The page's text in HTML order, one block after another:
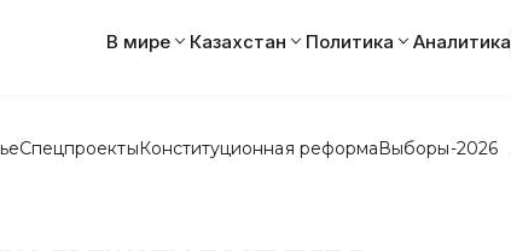
В мире Казахстан Политика Аналитика
СпецпроектыКонституционная реформаВыборы-2026